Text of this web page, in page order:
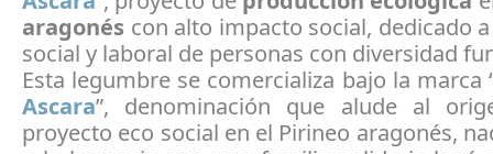
aragonés con alto impacto social, dedicado
social y laboral de personas con diversidad
Esta legumbre se comercializa bajo la marca
Ascara”, denominación que alude al
proyecto eco social en el Pirineo aragonés,